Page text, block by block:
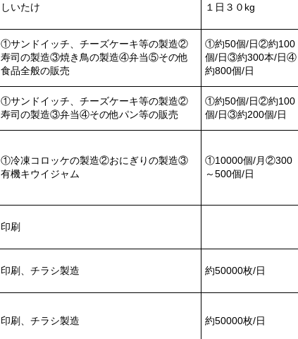
しいたけ １日３０kg
①サンドイッチ、チーズケーキ等の製造②
寿司の製造③焼き鳥の製造④弁当⑤その他
食品全般の販売
①約50個/日②約100
個/日③約300本/日④
約800個/日
①サンドイッチ、チーズケーキ等の製造②
寿司の製造③弁当④その他パン等の販売
①約50個/日②約100
個/日③約200個/日
①冷凍コロッケの製造②おにぎりの製造③
有機キウイジャム
①10000個/月②300
～500個/日
印刷
印刷、チラシ製造 約50000枚/日
印刷、チラシ製造 約50000枚/日